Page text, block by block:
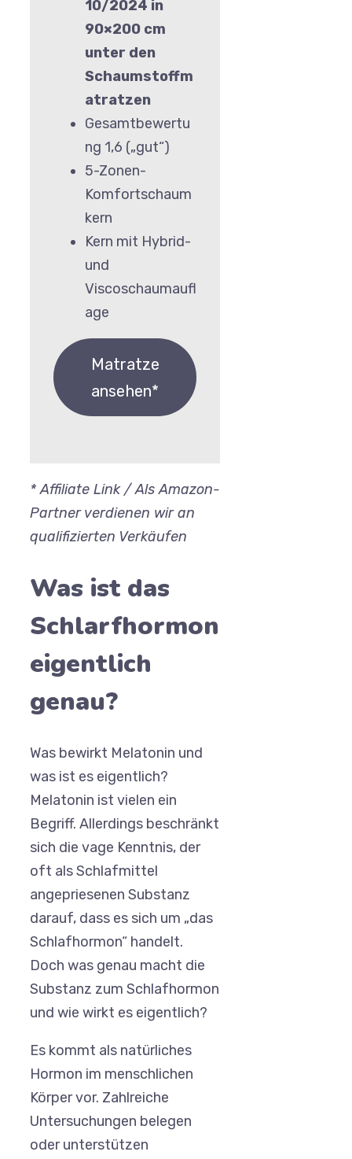
10/2024 in
90×200 cm
unter den
Schaumstoffm
atratzen
Gesamtbewertu
ng 1,6 („gut“)
5-Zonen-
Komfortschaum
kern
Kern mit Hybrid-
und
Viscoschaumaufl
age
Matratze
ansehen*
* Affiliate Link / Als Amazon-
Partner verdienen wir an
qualifizierten Verkäufen
Was ist das
Schlarfhormon
eigentlich
genau?
Was bewirkt Melatonin und
was ist es eigentlich?
Melatonin ist vielen ein
Begriff. Allerdings beschränkt
sich die vage Kenntnis, der
oft als Schlafmittel
angepriesenen Substanz
darauf, dass es sich um „das
Schlafhormon“ handelt.
Doch was genau macht die
Substanz zum Schlafhormon
und wie wirkt es eigentlich?
Es kommt als natürliches
Hormon im menschlichen
Körper vor. Zahlreiche
Untersuchungen belegen
oder unterstützen